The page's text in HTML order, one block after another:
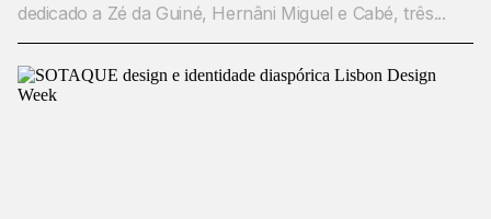
dedicado a Zé da Guiné, Hernâni Miguel e Cabé, três...